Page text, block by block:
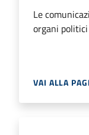
Le
organi
VAI ALLA